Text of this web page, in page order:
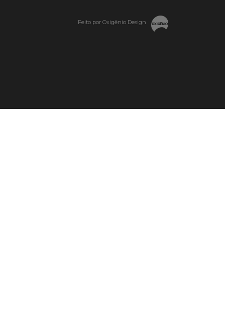
Feito por Oxigênio Design